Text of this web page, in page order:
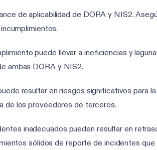
de aplicabilidad de DORA y NIS2.
puede llevar a ineficiencias y
ambas DORA y NIS2.
resultar en riesgos significativos para
de los proveedores de terceros.
inadecuados pueden resultar en
sólidos de reporte de incidentes